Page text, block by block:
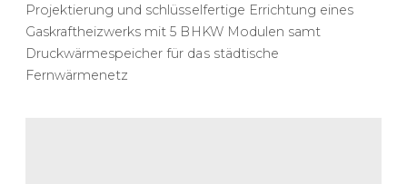
Projektierung und schlüsselfertige Errichtung eines
Gaskraftheizwerks mit 5 BHKW Modulen samt
Druckwärmespeicher für das städtische
Fernwärmenetz